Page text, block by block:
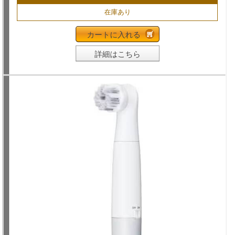
在庫あり
カートに入れる
詳細はこちら